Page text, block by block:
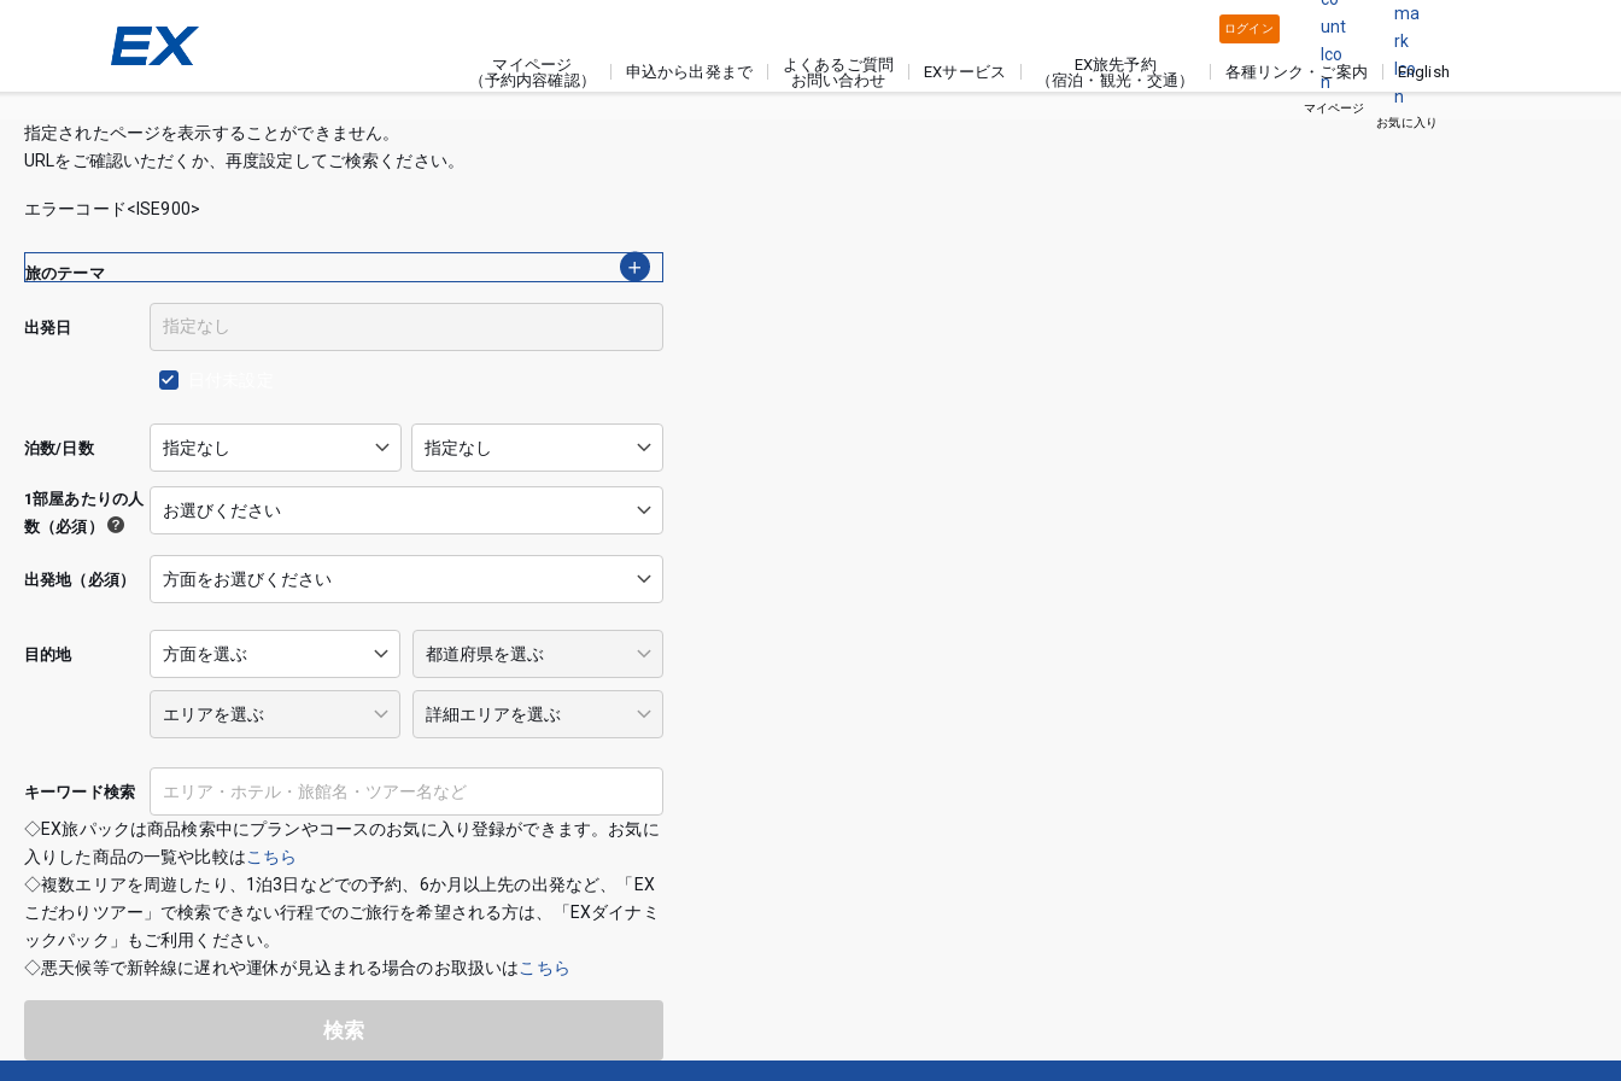
ログイン
マイページ
お気に入り
マイページ
（予約内容確認）
申込から出発まで
よくあるご質問
お問い合わせ
EXサービス
EX旅先予約
（宿泊・観光・交通）
各種リンク・ご案内 English
指定されたページを表示することができません。
URLをご確認いただくか、再度設定してご検索ください。
エラーコード<ISE900>
出発地（必須）
出発日
泊数/日数
1部屋あたりの人
数（必須）
目的地
キーワード検索
旅のテーマ
◇EX旅パックは商品検索中にプランやコースのお気に入り登録ができます。お気に
入りした商品の一覧や比較はこちら
◇複数エリアを周遊したり、1泊3日などでの予約、6か月以上先の出発など、「EX
こだわりツアー」で検索できない行程でのご旅行を希望される方は、「EXダイナミ
ックパック」もご利用ください。
◇悪天候等で新幹線に遅れや運休が見込まれる場合のお取扱いはこちら
検索